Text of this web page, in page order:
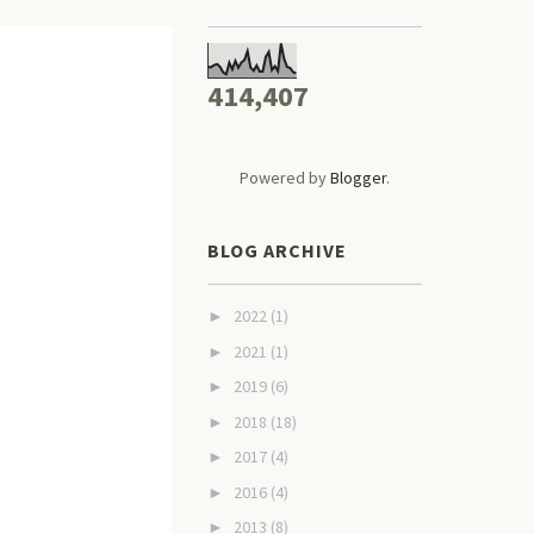
414,407
Powered byBlogger.
BLOG ARCHIVE
► 2022 (1)
► 2021 (1)
► 2019 (6)
► 2018 (18)
► 2017 (4)
► 2016 (4)
► 2013 (8)